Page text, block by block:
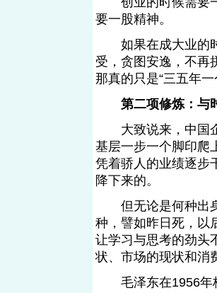
要一股精神。
如果在成大业的时
受，贪图安逸，不再
那真的只是“三五年
第二项修炼：与
大致说来，中国企
基层一步一个脚印爬
凭着骄人的业绩逐步
降下来的。
但无论是何种出身
种，譬如昨日死，以
让学习与思考的劲头
状、市场的现状和消
毛泽东在1956年